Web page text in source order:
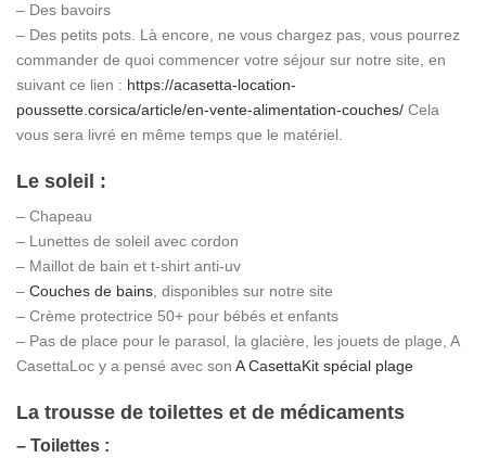
– Des bavoirs
– Des petits pots. Là encore, ne vous chargez pas, vous pourrez
commander de quoi commencer votre séjour sur notre site, en
suivant ce lien : https://acasetta-location-
poussette.corsica/article/en-vente-alimentation-couches/ Cela
vous sera livré en même temps que le matériel.
Le soleil :
– Chapeau
– Lunettes de soleil avec cordon
– Maillot de bain et t-shirt anti-uv
– Couches de bains , disponibles sur notre site
– Crème protectrice 50+ pour bébés et enfants
– Pas de place pour le parasol, la glacière, les jouets de plage, A
CasettaLoc y a pensé avec son A CasettaKit spécial plage
La trousse de toilettes et de médicaments
– Toilettes :